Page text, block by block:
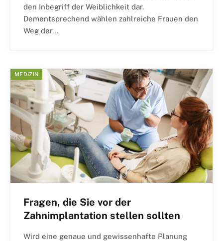
den Inbegriff der Weiblichkeit dar.
Dementsprechend wählen zahlreiche Frauen den
Weg der…
MEDIZIN
Fragen, die Sie vor der
Zahnimplantation stellen sollten
Wird eine genaue und gewissenhafte Planung